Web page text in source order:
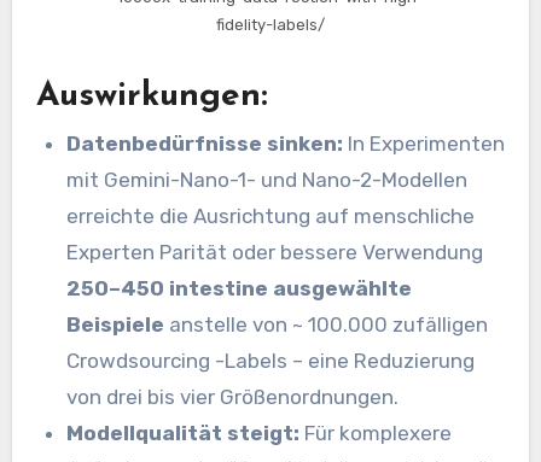
fidelity-labels/
Auswirkungen:
Datenbedürfnisse sinken: In Experimenten
mit Gemini-Nano-1- und Nano-2-Modellen
erreichte die Ausrichtung auf menschliche
Experten Parität oder bessere Verwendung
250–450 intestine ausgewählte
Beispiele anstelle von ~ 100.000 zufälligen
Crowdsourcing -Labels – eine Reduzierung
von drei bis vier Größenordnungen.
Modellqualität steigt: Für komplexere